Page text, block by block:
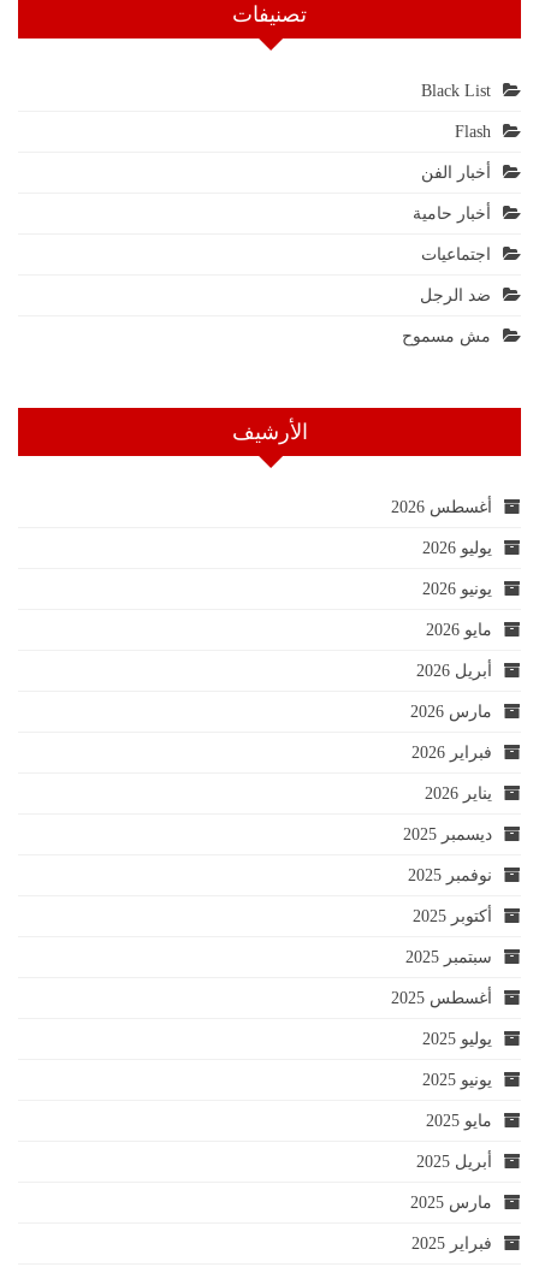
تصنيفات
Black List
Flash
أخبار الفن
أخبار حامية
اجتماعيات
ضد الرجل
مش مسموح
الأرشيف
أغسطس 2026
يوليو 2026
يونيو 2026
مايو 2026
أبريل 2026
مارس 2026
فبراير 2026
يناير 2026
ديسمبر 2025
نوفمبر 2025
أكتوبر 2025
سبتمبر 2025
أغسطس 2025
يوليو 2025
يونيو 2025
مايو 2025
أبريل 2025
مارس 2025
فبراير 2025